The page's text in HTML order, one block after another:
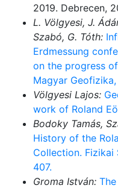
2019. Debrecen,
L. Völgyesi, J.
Szabó, G. Tóth:
Erdmessung
on the progress
Magyar Geofizika,
Völgyesi Lajos:
work of Roland
Bodoky Tamás,
History of the
Collection. Fizikai
407.
Groma István: